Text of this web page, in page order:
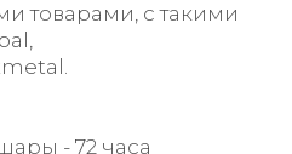
товарами, с такими
- 72 часа